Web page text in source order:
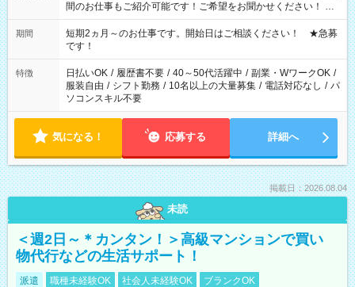
間のお仕事もご紹介可能です！ご希望をお聞かせください！ ★
家庭の都合でお休みが必要な場合も遠慮なくご相談ください。
※週最低15時間以上の勤務が必要です
期間
短期2ヵ月～のお仕事です。開始日はご相談ください！ ★急募
です！
特徴 日払いOK / 履歴書不要 / 40～50代活躍中 / 副業・WワークOK /
服装自由 / シフト勤務 / 10名以上の大量募集 / 電話対応なし / パ
ソコンスキル不要
気になる！ 応募する 詳細へ
掲載日：2026.08.04
未読
＜週2日～＊カンタン！＞高級マンションで買い
物代行などの生活サポート！
派遣 職種未経験OK 社会人未経験OK
ブランクOK